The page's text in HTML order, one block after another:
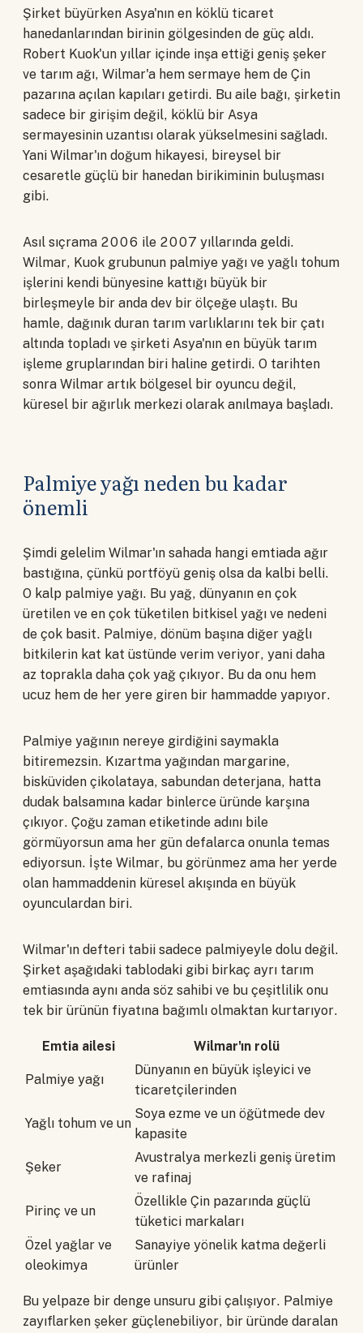
Şirket büyürken Asya'nın en köklü ticaret
hanedanlarından birinin gölgesinden de güç aldı.
Robert Kuok'un yıllar içinde inşa ettiği geniş şeker
ve tarım ağı, Wilmar'a hem sermaye hem de Çin
pazarına açılan kapıları getirdi. Bu aile bağı, şirketin
sadece bir girişim değil, köklü bir Asya
sermayesinin uzantısı olarak yükselmesini sağladı.
Yani Wilmar'ın doğum hikayesi, bireysel bir
cesaretle güçlü bir hanedan birikiminin buluşması
gibi.
Asıl sıçrama 2006 ile 2007 yıllarında geldi.
Wilmar, Kuok grubunun palmiye yağı ve yağlı tohum
işlerini kendi bünyesine kattığı büyük bir
birleşmeyle bir anda dev bir ölçeğe ulaştı. Bu
hamle, dağınık duran tarım varlıklarını tek bir çatı
altında topladı ve şirketi Asya'nın en büyük tarım
işleme gruplarından biri haline getirdi. O tarihten
sonra Wilmar artık bölgesel bir oyuncu değil,
küresel bir ağırlık merkezi olarak anılmaya başladı.
Palmiye yağı neden bu kadar
önemli
Şimdi gelelim Wilmar'ın sahada hangi emtiada ağır
bastığına, çünkü portföyü geniş olsa da kalbi belli.
O kalp palmiye yağı. Bu yağ, dünyanın en çok
üretilen ve en çok tüketilen bitkisel yağı ve nedeni
de çok basit. Palmiye, dönüm başına diğer yağlı
bitkilerin kat kat üstünde verim veriyor, yani daha
az toprakla daha çok yağ çıkıyor. Bu da onu hem
ucuz hem de her yere giren bir hammadde yapıyor.
Palmiye yağının nereye girdiğini saymakla
bitiremezsin. Kızartma yağından margarine,
bisküviden çikolataya, sabundan deterjana, hatta
dudak balsamına kadar binlerce üründe karşına
çıkıyor. Çoğu zaman etiketinde adını bile
görmüyorsun ama her gün defalarca onunla temas
ediyorsun. İşte Wilmar, bu görünmez ama her yerde
olan hammaddenin küresel akışında en büyük
oyunculardan biri.
Wilmar'ın defteri tabii sadece palmiyeyle dolu değil.
Şirket aşağıdaki tablodaki gibi birkaç ayrı tarım
emtiasında aynı anda söz sahibi ve bu çeşitlilik onu
tek bir ürünün fiyatına bağımlı olmaktan kurtarıyor.
Emtia ailesi Wilmar'ın rolü
Palmiye yağı
Dünyanın en büyük işleyici ve
ticaretçilerinden
Yağlı tohum ve un
Soya ezme ve un öğütmede dev
kapasite
Şeker
Avustralya merkezli geniş üretim
ve rafinaj
Pirinç ve un
Özellikle Çin pazarında güçlü
tüketici markaları
Özel yağlar ve
oleokimya
Sanayiye yönelik katma değerli
ürünler
Bu yelpaze bir denge unsuru gibi çalışıyor. Palmiye
zayıflarken şeker güçlenebiliyor, bir üründe daralan